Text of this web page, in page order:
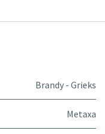
Brandy - Grieks
Metaxa